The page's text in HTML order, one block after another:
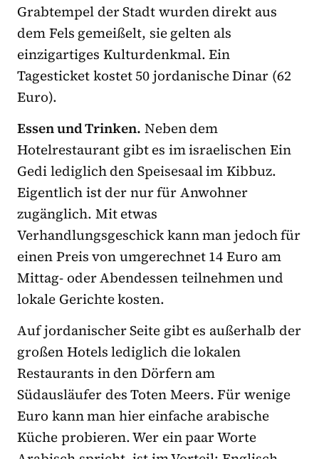
Grabtempel der Stadt wurden direkt aus
dem Fels gemeißelt, sie gelten als
einzigartiges Kulturdenkmal. Ein
Tagesticket kostet 50 jordanische Dinar (62
Euro).
Essen und Trinken. Neben dem
Hotelrestaurant gibt es im israelischen Ein
Gedi lediglich den Speisesaal im Kibbuz.
Eigentlich ist der nur für Anwohner
zugänglich. Mit etwas
Verhandlungsgeschick kann man jedoch für
einen Preis von umgerechnet 14 Euro am
Mittag- oder Abendessen teilnehmen und
lokale Gerichte kosten.
Auf jordanischer Seite gibt es außerhalb der
großen Hotels lediglich die lokalen
Restaurants in den Dörfern am
Südausläufer des Toten Meers. Für wenige
Euro kann man hier einfache arabische
Küche probieren. Wer ein paar Worte